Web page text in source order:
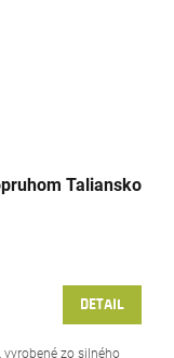
Taliansko
DETAIL
vyrobené zo silného